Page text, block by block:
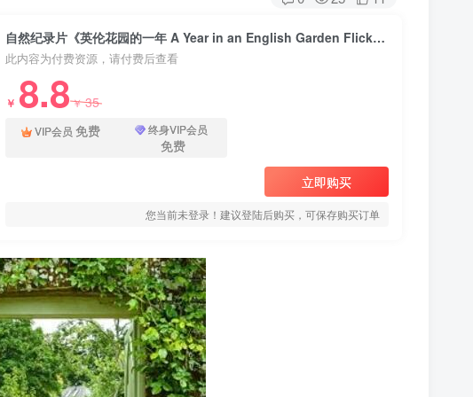
自然纪录片《英伦花园的一年 A Year in an English Garden Flicker Pulse》下载
此内容为付费资源，请付费后查看
￥ 8.8￥35
VIP会员 免费 终身VIP会员
免费
立即购买
您当前未登录！建议登陆后购买，可保存购买订单